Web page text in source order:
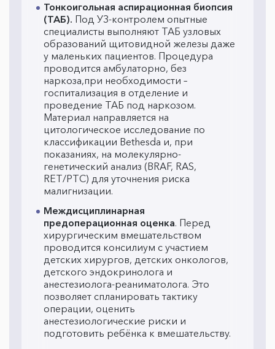
Тонкоигольная аспирационная биопсия
(ТАБ). Под УЗ-контролем опытные
специалисты выполняют ТАБ узловых
образований щитовидной железы даже
у маленьких пациентов. Процедура
проводится амбулаторно, без
наркоза,при необходимости –
госпитализация в отделение и
проведение ТАБ под наркозом.
Материал направляется на
цитологическое исследование по
классификации Bethesda и, при
показаниях, на молекулярно-
генетический анализ (BRAF, RAS,
RET/PTC) для уточнения риска
малигнизации.
Междисциплинарная
предоперационная оценка. Перед
хирургическим вмешательством
проводится консилиум с участием
детских хирургов, детских онкологов,
детского эндокринолога и
анестезиолога-реаниматолога. Это
позволяет спланировать тактику
операции, оценить
анестезиологические риски и
подготовить ребёнка к вмешательству.